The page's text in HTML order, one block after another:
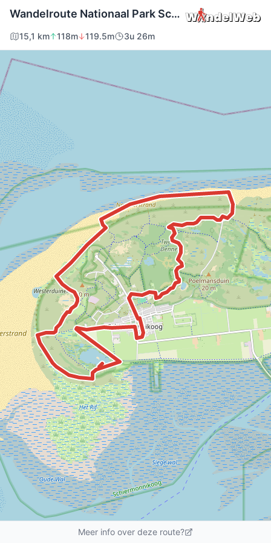
Wandelroute Nationaal Park Schiermonnikoog, duin en strand (Friesland)
15,1 km 118m 119.5m 3u 26m
Meer info over deze route?